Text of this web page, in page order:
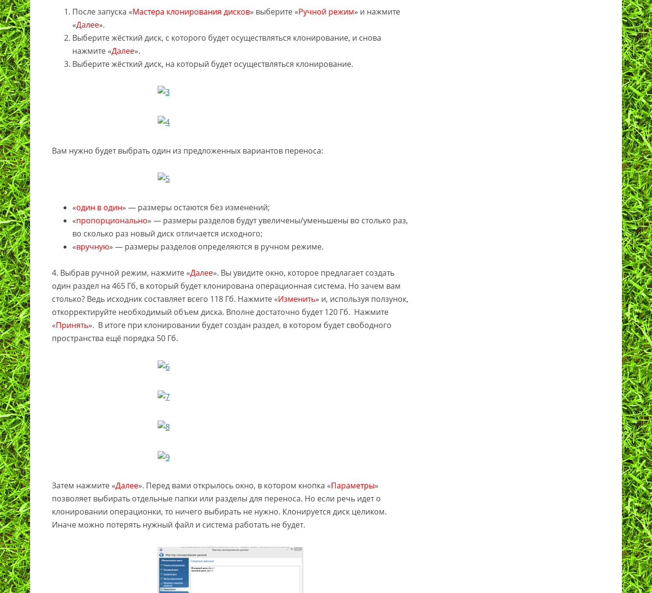
После запуска «Мастера клонирования дисков» выберите «Ручной режим» и нажмите
«Далее».
Выберите жёсткий диск, с которого будет осуществляться клонирование, и снова
нажмите «Далее».
Выберите жёсткий диск, на который будет осуществляться клонирование.
Вам нужно будет выбрать один из предложенных вариантов переноса:
«один в один» — размеры остаются без изменений;
«пропорционально» — размеры разделов будут увеличены/уменьшены во столько раз,
во сколько раз новый диск отличается исходного;
«вручную» — размеры разделов определяются в ручном режиме.
4. Выбрав ручной режим, нажмите «Далее». Вы увидите окно, которое предлагает создать
один раздел на 465 Гб, в который будет клонирована операционная система. Но зачем вам
столько? Ведь исходник составляет всего 118 Гб. Нажмите «Изменить» и, используя ползунок,
откорректируйте необходимый объем диска. Вполне достаточно будет 120 Гб. Нажмите
«Принять». В итоге при клонировании будет создан раздел, в котором будет свободного
пространства ещё порядка 50 Гб.
Затем нажмите «Далее». Перед вами открылось окно, в котором кнопка «Параметры»
позволяет выбирать отдельные папки или разделы для переноса. Но если речь идет о
клонировании операционки, то ничего выбирать не нужно. Клонируется диск целиком.
Иначе можно потерять нужный файл и система работать не будет.